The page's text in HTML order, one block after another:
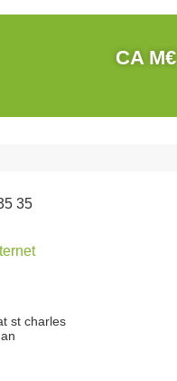
CA M€
35
st charles